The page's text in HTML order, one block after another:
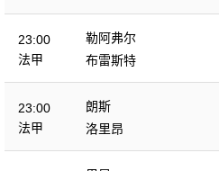
23:00
法甲
勒阿弗尔
布雷斯特
23:00
法甲
朗斯
洛里昂